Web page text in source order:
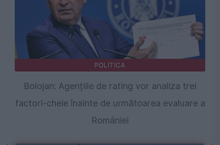
POLITICA
Bolojan: Agențiile de rating vor analiza trei
factori-cheie înainte de următoarea evaluare a
României